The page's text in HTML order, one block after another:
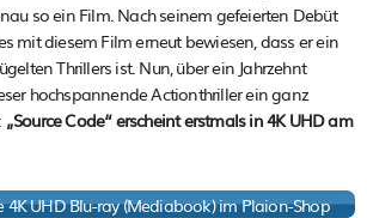
so ein Film. Nach seinem gefeierten Debüt
mit diesem Film erneut bewiesen, dass er ein
Thrillers ist. Nun, über ein Jahrzehnt
hochspannende Actionthriller ein ganz
„Source Code“ erscheint erstmals in 4K UHD am
4K UHD Blu-ray (Mediabook) im Plaion-Shop